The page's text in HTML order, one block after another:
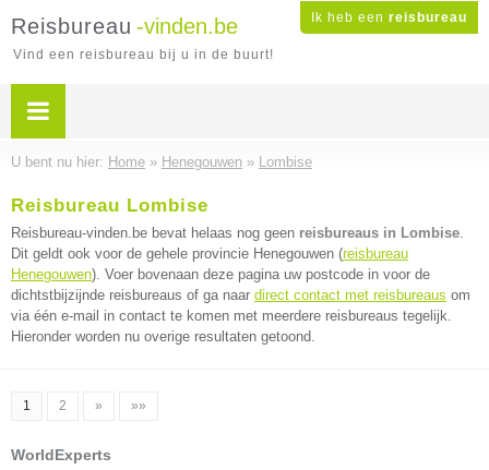
Ik heb een reisbureau
Reisbureau -vinden.be
Vind een reisbureau bij u in de buurt!
U bent nu hier: Home » Henegouwen » Lombise
Reisbureau Lombise
Reisbureau-vinden.be bevat helaas nog geen reisbureaus in Lombise.
Dit geldt ook voor de gehele provincie Henegouwen (reisbureau
Henegouwen). Voer bovenaan deze pagina uw postcode in voor de
dichtstbijzijnde reisbureaus of ga naar direct contact met reisbureaus om
via één e-mail in contact te komen met meerdere reisbureaus tegelijk.
Hieronder worden nu overige resultaten getoond.
1 2 » »»
WorldExperts